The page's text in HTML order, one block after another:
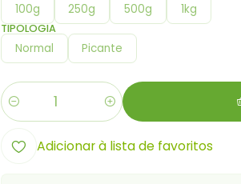
100g 250g 500g 1kg
TIPOLOGIA
Normal Picante
Quantidade
Adicionar à lista de favoritos